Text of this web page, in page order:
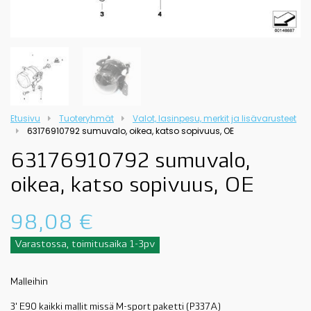
Etusivu Tuoteryhmät
Valot, lasinpesu, merkit ja lisävarusteet
63176910792 sumuvalo, oikea, katso sopivuus, OE
63176910792 sumuvalo,
oikea, katso sopivuus, OE
98,08 €
Varastossa, toimitusaika 1-3pv
Malleihin
3' E90 kaikki mallit missä M-sport paketti (P337A)